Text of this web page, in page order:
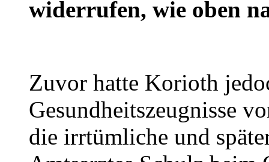
widerrufen, wie oben
Zuvor hatte Korioth
Gesundheitszeugnisse
die irrtümliche und